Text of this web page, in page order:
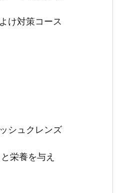
け対策コース
シュクレンズ
栄養を与え